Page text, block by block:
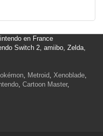
en France
Switch 2, amiibo, Zelda,
, Metroid, Xenoblade,
, Cartoon Master,